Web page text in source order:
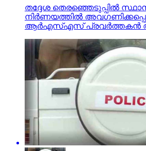
തദ്ദേശ തെരഞ്ഞെടുപ്പില്‍
നിര്‍ണയത്തില്‍
ആര്‍എസ്എസ് പ്രവര്‍ത്തകന്‍